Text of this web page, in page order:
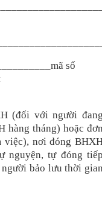
số
(đối với người
hàng tháng) hoặc
việc), nơi đóng
nguyện, tự đóng
bảo lưu thời